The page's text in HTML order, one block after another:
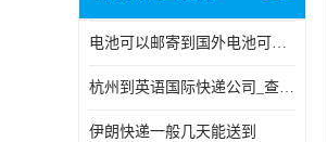
电池可以邮寄到国外电池可以发国际物流手机电池可以邮寄到国外
杭州到英语国际快递公司_查国际快递
伊朗快递一般几天能送到